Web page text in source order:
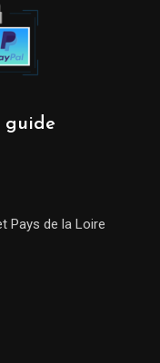
guide
Pays de la Loire